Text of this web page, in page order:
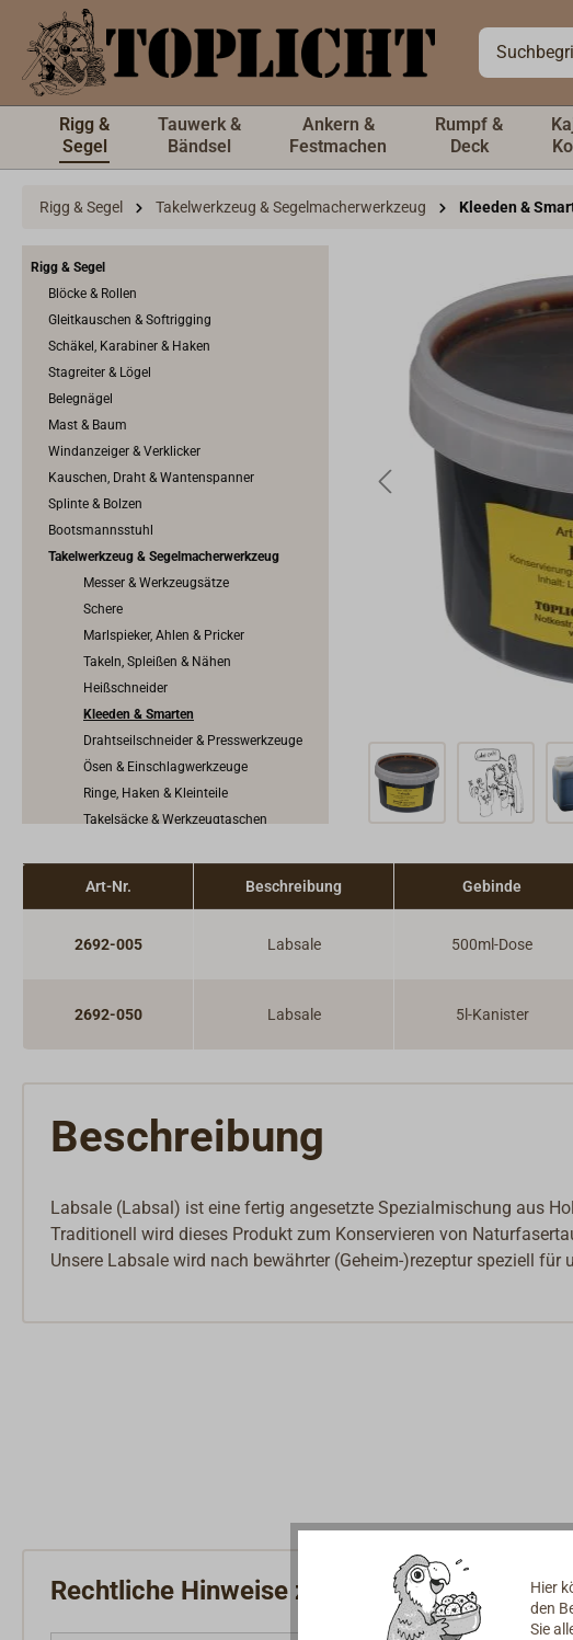
springen
Rigg &
Segel
Tauwerk &
Bändsel
Ankern &
Festmachen
Rumpf &
Deck
Rigg & Segel Takelwerkzeug & Segelmacherwerkzeug Kleeden &
Rigg & Segel
Blöcke & Rollen
Gleitkauschen & Softrigging
Schäkel, Karabiner & Haken
Stagreiter & Lögel
Belegnägel
Mast & Baum
Windanzeiger & Verklicker
Kauschen, Draht & Wantenspanner
Splinte & Bolzen
Bootsmannsstuhl
Takelwerkzeug & Segelmacherwerkzeug
Messer & Werkzeugsätze
Schere
Marlspieker, Ahlen & Pricker
Takeln, Spleißen & Nähen
Heißschneider
Kleeden & Smarten
Drahtseilschneider & Presswerkzeuge
Ösen & Einschlagwerkzeuge
Ringe, Haken & Kleinteile
Takelsäcke & Werkzeugtaschen
Art-Nr. Beschreibung Gebinde
2692-005 Labsale 500ml-Dose
2692-050 Labsale 5l-Kanister
Beschreibung
Labsale (Labsal) ist eine fertig angesetzte Spezialmischung aus
Traditionell wird dieses Produkt zum Konservieren von
Unsere Labsale wird nach bewährter (Geheim-)rezeptur speziell für
Rechtliche Hinweise zum Produkt
Hier
den
Sie